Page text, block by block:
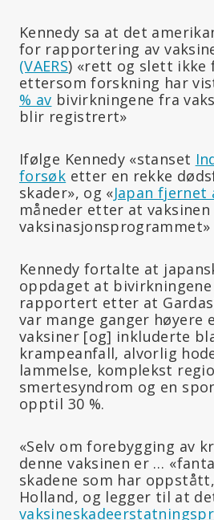
Kennedy sa at det
for rapportering av
(VAERS) «rett og slett ikke
ettersom forskning har
% av bivirkningene fra
blir registrert»
Ifølge Kennedy «stanset
forsøk etter en rekke
skader», og «Japan fjernet
måneder etter at
vaksinasjonsprogrammet»
Kennedy fortalte at
oppdaget at
rapportert etter at
var mange ganger høyere
vaksiner [og] inkluderte
krampeanfall, alvorlig
lammelse, komplekst
smertesyndrom og en
opptil 30 %.
«Selv om forebygging av
denne vaksinen er …
skadene som har
Holland, og legger til at